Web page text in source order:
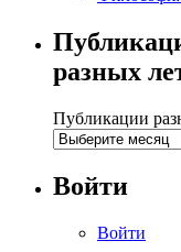
разных
Публикации
Войти
Войти